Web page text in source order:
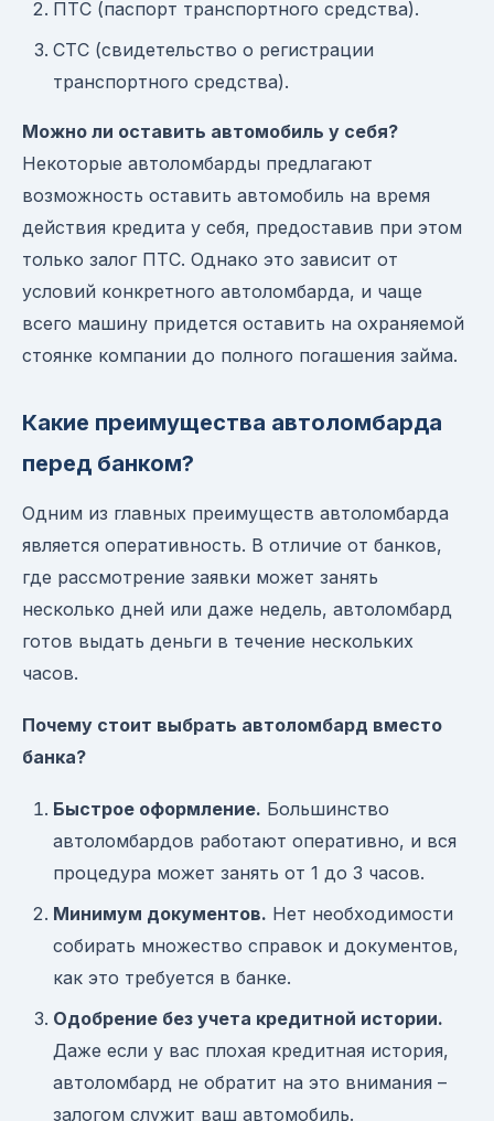
ПТС (паспорт транспортного средства).
СТС (свидетельство о регистрации
транспортного средства).
Можно ли оставить автомобиль у себя?
Некоторые автоломбарды предлагают
возможность оставить автомобиль на время
действия кредита у себя, предоставив при этом
только залог ПТС. Однако это зависит от
условий конкретного автоломбарда, и чаще
всего машину придется оставить на охраняемой
стоянке компании до полного погашения займа.
Какие преимущества автоломбарда
перед банком?
Одним из главных преимуществ автоломбарда
является оперативность. В отличие от банков,
где рассмотрение заявки может занять
несколько дней или даже недель, автоломбард
готов выдать деньги в течение нескольких
часов.
Почему стоит выбрать автоломбард вместо
банка?
Быстрое оформление. Большинство
автоломбардов работают оперативно, и вся
процедура может занять от 1 до 3 часов.
Минимум документов. Нет необходимости
собирать множество справок и документов,
как это требуется в банке.
Одобрение без учета кредитной истории.
Даже если у вас плохая кредитная история,
автоломбард не обратит на это внимания –
залогом служит ваш автомобиль.